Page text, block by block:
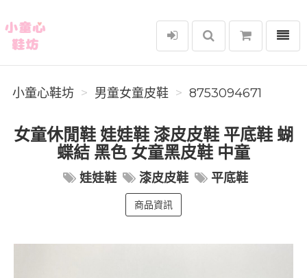
小童心鞋坊
選單
小童心鞋坊 男童女童皮鞋 8753094671
女童休閒鞋 娃娃鞋 漆皮皮鞋 平底鞋 蝴
蝶結 黑色 女童黑皮鞋 中童
娃娃鞋 漆皮皮鞋 平底鞋
商品資訊